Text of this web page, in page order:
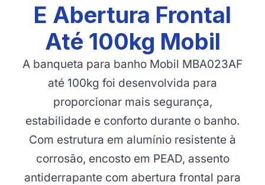
E Abertura Frontal
Até 100kg Mobil
A banqueta para banho Mobil MBA023AF
até 100kg foi desenvolvida para
proporcionar mais segurança,
estabilidade e conforto durante o banho.
Com estrutura em alumínio resistente à
corrosão, encosto em PEAD, assento
antiderrapante com abertura frontal para